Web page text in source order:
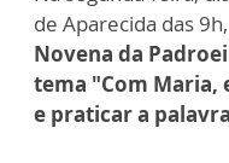
de Aparecida das
Novena da
tema "Com Maria,
e praticar a